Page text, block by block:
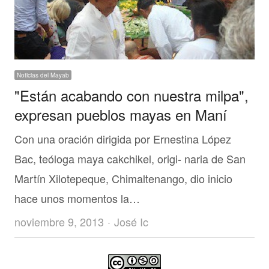
Noticias del Mayab
"Están acabando con nuestra milpa",
expresan pueblos mayas en Maní
Con una oración dirigida por Ernestina López
Bac, teóloga maya cakchikel, origi- naria de San
Martín Xilotepeque, Chimaltenango, dio inicio
hace unos momentos la…
noviembre 9, 2013
Author
José Ic